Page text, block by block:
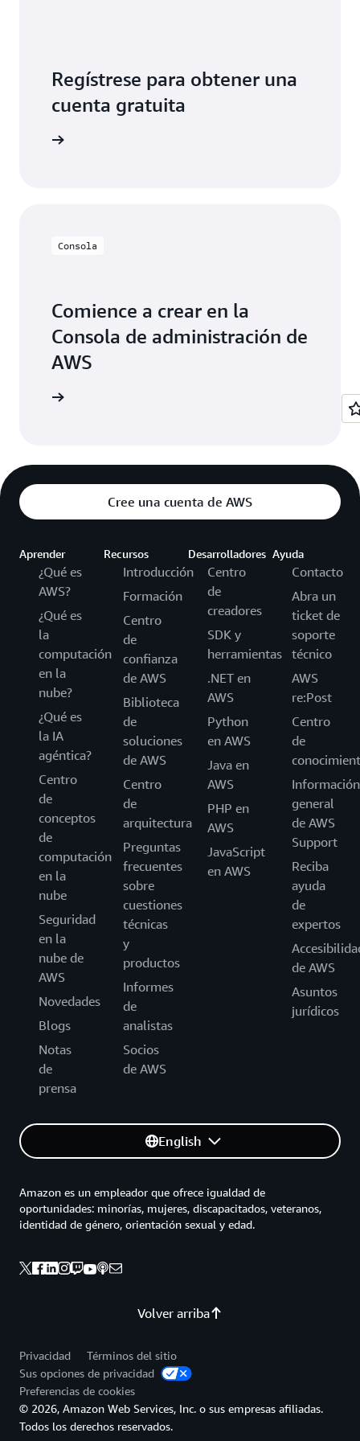
Regístrese para obtener una
cuenta gratuita
Consola
Comience a crear en la
Consola de administración de
AWS
Cree una cuenta de AWS
Aprender
¿Qué es
AWS?
¿Qué es
la
computación
en la
nube?
¿Qué es
la IA
agéntica?
Centro
de
conceptos
de
computación
en la
nube
Seguridad
en la
nube de
AWS
Novedades
Blogs
Notas
de
prensa
Recursos
Introducción
Formación
Centro
de
confianza
de AWS
Biblioteca
de
soluciones
de AWS
Centro
de
arquitectura
Preguntas
frecuentes
sobre
cuestiones
técnicas
y
productos
Informes
de
analistas
Socios
de AWS
Desarrolladores
Centro
de
creadores
SDK y
herramientas
.NET en
AWS
Python
en AWS
Java en
AWS
PHP en
AWS
JavaScript
en AWS
Ayuda
Contacto
Abra un
ticket de
soporte
técnico
AWS
re:Post
Centro
de
Información
general
de AWS
Support
Reciba
ayuda
de
expertos
de AWS
Asuntos
jurídicos
English
Volver arriba
Amazon es un empleador que ofrece igualdad de
oportunidades: minorías, mujeres, discapacitados, veteranos,
identidad de género, orientación sexual y edad.
Privacidad
Términos del sitio
Sus opciones de privacidad
Preferencias de cookies
© 2026, Amazon Web Services, Inc. o sus empresas afiliadas.
Todos los derechos reservados.